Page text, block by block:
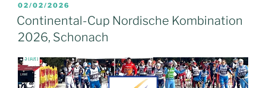
VERÖFFENTLICHT
AM
02/02/2026
Continental-Cup Nordische Kombination
2026, Schonach